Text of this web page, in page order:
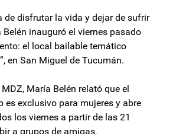
de disfrutar la vida y dejar de sufrir
Belén inauguró el viernes pasado
el local bailable temático
en San Miguel de Tucumán.
María Belén relató que el
es exclusivo para mujeres y abre
los viernes a partir de las 21
a grupos de amigas,